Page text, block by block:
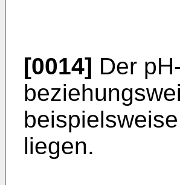
[0014] Der
liegen.